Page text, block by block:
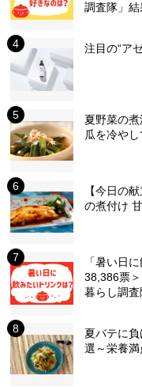
調査隊」結
注目の“ア
夏野菜の
瓜を冷や
【今日の
の煮付け
「暑い日
38,386票
暮らし調査
夏バテに
選～栄養